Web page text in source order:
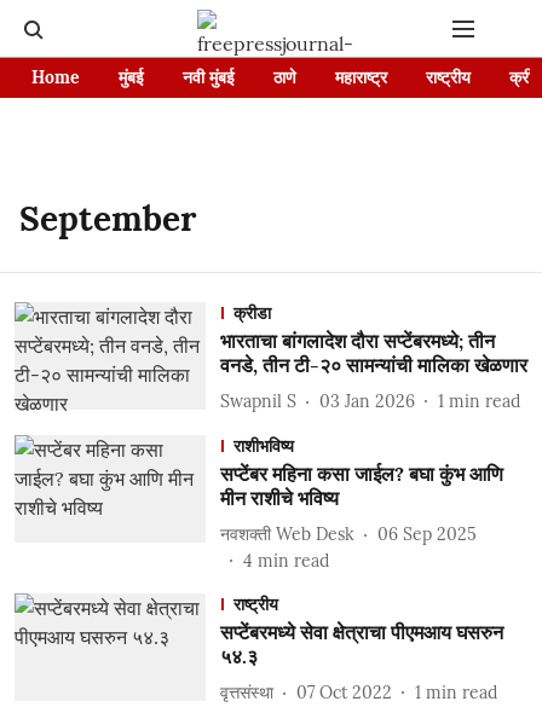
Home मुंबई नवी मुंबई ठाणे महाराष्ट्र राष्ट्रीय
September
क्रीडा
भारताचा बांगलादेश दौरा सप्टेंबरमध्ये; तीन
वनडे, तीन टी-२० सामन्यांची मालिका खेळणार
Swapnil S 03 Jan 2026 1 min read
राशीभविष्य
सप्टेंबर महिना कसा जाईल? बघा कुंभ आणि
मीन राशीचे भविष्य
नवशक्ती Web Desk
06 Sep 2025
4 min read
राष्ट्रीय
सप्टेंबरमध्ये सेवा क्षेत्राचा पीएमआय घसरुन
५४.३
वृत्तसंस्था 07 Oct 2022 1 min read